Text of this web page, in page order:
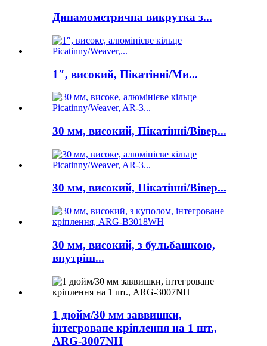
Динамометрична викрутка з...
1″, високий, Пікатінні/Ми...
30 мм, високий, Пікатінні/Вівер...
30 мм, високий, Пікатінні/Вівер...
30 мм, високий, з бульбашкою,
внутріш...
1 дюйм/30 мм заввишки,
інтегроване кріплення на 1 шт.,
ARG-3007NH